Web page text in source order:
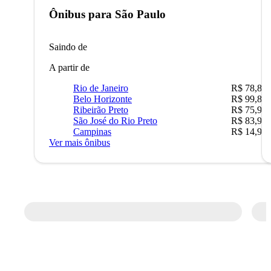
Ônibus para São Paulo
Saindo de
A partir de
Rio de Janeiro
R$ 78,83
Belo Horizonte
R$ 99,89
Ribeirão Preto
R$ 75,90
São José do Rio Preto
R$ 83,90
Campinas
R$ 14,90
Ver mais ônibus